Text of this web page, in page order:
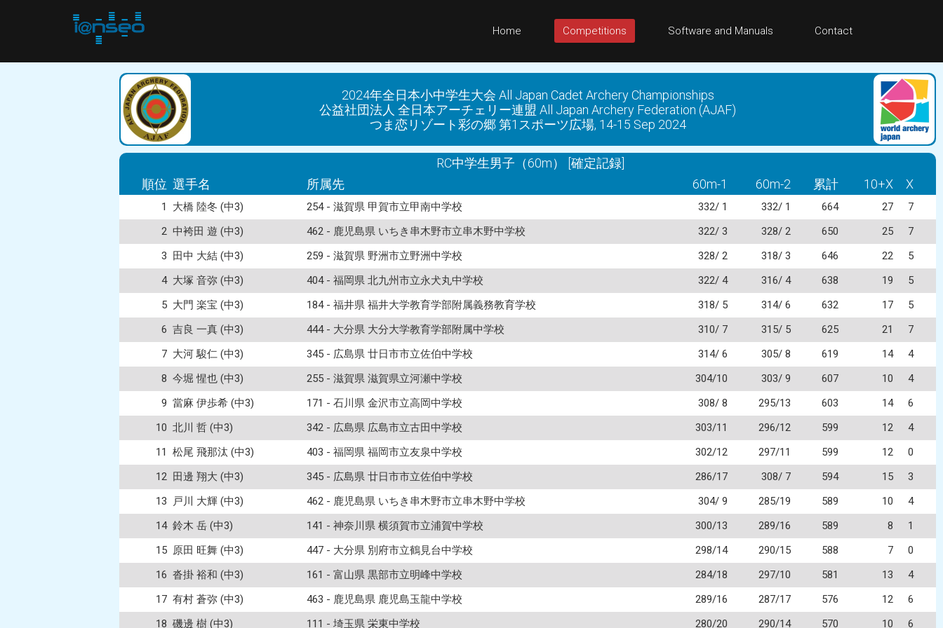
Home Competitions Software and Manuals Contact
2024年全日本小中学生大会 All Japan Cadet Archery Championships
公益社団法人 全日本アーチェリー連盟 All Japan Archery Federation (AJAF)
つま恋リゾート彩の郷 第1スポーツ広場, 14-15 Sep 2024
RC中学生男子（60m） [確定記録]
順位 選手名 所属先 60m-1 60m-2 累計 10+X X
1 大橋 陸冬 (中3) 254 - 滋賀県 甲賀市立甲南中学校 332/ 1 332/ 1 664 27
7
2 中袴田 遊 (中3) 462 - 鹿児島県 いちき串木野市立串木野中学校 322/ 3 328/ 2 650 25
7
3 田中 大結 (中3) 259 - 滋賀県 野洲市立野洲中学校 328/ 2 318/ 3 646 22
5
4 大塚 音弥 (中3) 404 - 福岡県 北九州市立永犬丸中学校 322/ 4 316/ 4 638 19
5
5 大門 楽宝 (中3) 184 - 福井県 福井大学教育学部附属義務教育学校 318/ 5 314/ 6 632 17
5
6 吉良 一真 (中3) 444 - 大分県 大分大学教育学部附属中学校 310/ 7 315/ 5 625 21
7
7 大河 駿仁 (中3) 345 - 広島県 廿日市市立佐伯中学校 314/ 6 305/ 8 619 14
4
8 今堀 惺也 (中3) 255 - 滋賀県 滋賀県立河瀬中学校 304/10 303/ 9 607 10
4
9 當麻 伊歩希 (中3) 171 - 石川県 金沢市立高岡中学校 308/ 8 295/13 603 14
6
10 北川 哲 (中3) 342 - 広島県 広島市立古田中学校 303/11 296/12 599 12
4
11
松尾 飛那汰 (中3) 403 - 福岡県 福岡市立友泉中学校 302/12 297/11 599 12
0
12 田邊 翔大 (中3) 345 - 広島県 廿日市市立佐伯中学校 286/17 308/ 7 594 15
3
13
戸川 大輝 (中3) 462 - 鹿児島県 いちき串木野市立串木野中学校 304/ 9 285/19 589 10
4
14 鈴木 岳 (中3) 141 - 神奈川県 横須賀市立浦賀中学校 300/13 289/16 589 8
1
15 原田 旺舞 (中3) 447 - 大分県 別府市立鶴見台中学校 298/14 290/15 588 7
0
16 沓掛 裕和 (中3) 161 - 富山県 黒部市立明峰中学校 284/18 297/10 581 13
4
17 有村 蒼弥 (中3) 463 - 鹿児島県 鹿児島玉龍中学校 289/16 287/17 576 12
6
18 磯邊 樹 (中3) 111 - 埼玉県 栄東中学校 280/20 290/14 570 10 6